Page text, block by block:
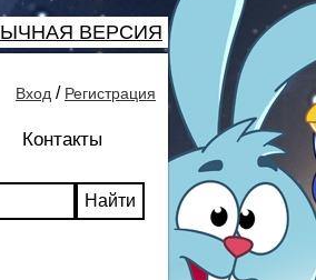
ВЕРСИЯ
Вход / Регистрация
Контакты